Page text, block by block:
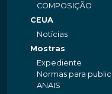
COMPOSIÇÃO
CEUA
Notícias
Mostras
Expediente
Normas para
ANAIS